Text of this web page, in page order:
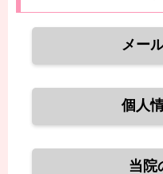
メー
個人
当院